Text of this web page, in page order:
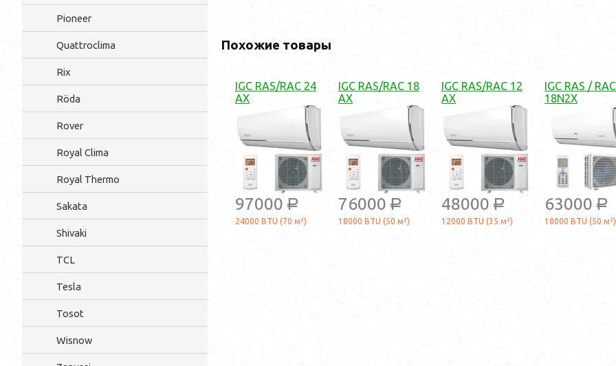
Pioneer
Quattroclima
Rix
Röda
Rover
Royal Clima
Royal Thermo
Sakata
Shivaki
TCL
Tesla
Tosot
Wisnow
Похожие товары
IGC RAS/RAC 24
AX
97000 a
24000 BTU (70 м²)
IGC RAS/RAC 18
AX
76000 a
18000 BTU (50 м²)
IGC RAS/RAC 12
AX
48000 a
12000 BTU (35 м²)
IGC RAS /
18N2X
63000 a
18000 BTU (50 м²)